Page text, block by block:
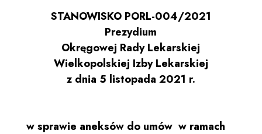
STANOWISKO PORL-004/2021
Prezydium
Okręgowej Rady Lekarskiej
Wielkopolskiej Izby Lekarskiej
z dnia 5 listopada 2021 r.
w sprawie aneksów do umów w ramach